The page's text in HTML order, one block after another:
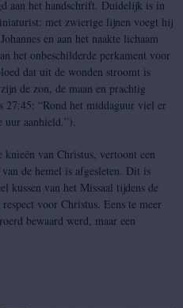
aan het handschrift. Duidelijk is in
met zwierige lijnen voegt hij
en aan het naakte lichaam
het onbeschilderde perkament voor
dat uit de wonden stroomt is
de zon, de maan en prachtig
27:45: “Rond het middaguur viel er
uur aanhield.”).
van Christus, vertoont een
de hemel is afgesleten. Dit is
kussen van het Missaal tijdens de
voor Christus. Eens te meer
bewaard werd, maar een